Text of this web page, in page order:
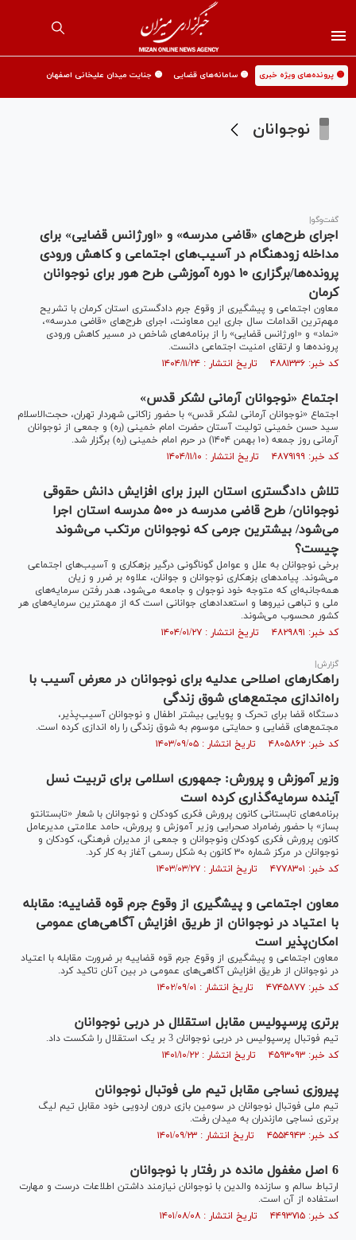
🟡 پرونده‌های ویژه خبری 🟡 سامانه‌های قضایی 🟡 جنایت میدان علیخانی اصفهان
نوجوانان
گفت‌وگو|
اجرای طرح‌های «قاضی مدرسه» و «اورژانس قضایی» برای
مداخله زودهنگام در آسیب‌های اجتماعی و کاهش ورودی
پرونده‌ها/برگزاری ۱۰ دوره آموزشی طرح هور برای نوجوانان
کرمان
معاون اجتماعی و پیشگیری از وقوع جرم دادگستری استان کرمان با تشریح
مهم‌ترین اقدامات سال جاری این معاونت، اجرای طرح‌های «قاضی مدرسه»،
«نماد» و «اورژانس قضایی» را از برنامه‌های شاخص در مسیر کاهش ورودی
پرونده‌ها و ارتقای امنیت اجتماعی دانست.
کد خبر: ۴۸۸۱۳۳۶ تاریخ انتشار : ۱۴۰۴/۱۱/۲۴
اجتماع «نوجوانان آرمانی لشکر قدس»
اجتماع «نوجوانان آرمانی لشکر قدس» با حضور زاکانی شهردار تهران، حجت‌الاسلام
سید حسن خمینی تولیت آستان حضرت امام خمینی (ره) و جمعی از نوجوانان
آرمانی روز جمعه (۱۰ بهمن ۱۴۰۴) در حرم امام خمینی (ره) برگزار شد.
کد خبر: ۴۸۷۹۱۹۹ تاریخ انتشار : ۱۴۰۴/۱۱/۱۰
تلاش دادگستری استان البرز برای افزایش دانش حقوقی
نوجوانان/ طرح قاضی مدرسه در ۵۰۰ مدرسه استان اجرا
می‌شود/ بیشترین جرمی که نوجوانان مرتکب می‌شوند
چیست؟
برخی نوجوانان به علل و عوامل گوناگونی درگیر بزهکاری و آسیب‌های اجتماعی
می‌شوند. پیامد‌های بزه‏کاری نوجوانان و جوانان، علاوه بر ضرر و زیان
همه‏‌جانبه‏‌ای که متوجه خود نوجوان و جامعه می‏‌شود، هدر رفتن سرمایه‏‌های
ملی و تباهی نیرو‌ها و استعداد‌های جوانانی است که از مهم‏ترین سرمایه‏‌های هر
کشور محسوب می‏‌شوند.
کد خبر: ۴۸۲۹۸۹۱ تاریخ انتشار : ۱۴۰۴/۰۱/۲۷
گزارش|
راهکار‌های اصلاحی عدلیه برای نوجوانان در معرض آسیب با
راه‌اندازی مجتمع‌های شوق زندگی
دستگاه قضا برای تحرک و پویایی بیشتر اطفال و نوجوانان آسیب‌پذیر،
مجتمع‌های قضایی و حمایتی موسوم به شوق زندگی را راه اندازی کرده است.
کد خبر: ۴۸۰۵۸۶۲ تاریخ انتشار : ۱۴۰۳/۰۹/۰۵
وزیر آموزش و پرورش: جمهوری اسلامی برای تربیت نسل
آینده سرمایه‌گذاری کرده است
برنامه‌های تابستانی کانون پرورش فکری کودکان و نوجوانان با شعار «تابستانتو
بساز» با حضور رضامراد صحرایی وزیر آموزش و پرورش، حامد علامتی مدیرعامل
کانون پرورش فکری کودکان ونوجوانان و جمعی از مدیران فرهنگی، کودکان و
نوجوانان در مرکز شماره ۳۰ کانون به شکل رسمی آغاز به کار کرد.
کد خبر: ۴۷۷۸۳۰۱ تاریخ انتشار : ۱۴۰۳/۰۳/۲۷
معاون اجتماعی و پیشگیری از وقوع جرم قوه قضاییه: مقابله
با اعتیاد در نوجوانان از طریق افزایش آگاهی‌های عمومی
امکان‌پذیر است
معاون اجتماعی و پیشگیری از وقوع جرم قوه قضاییه بر ضرورت مقابله با اعتیاد
در نوجوانان از طریق افزایش آگاهی‌های عمومی در بین آنان تاکید کرد.
کد خبر: ۴۷۴۵۸۷۷ تاریخ انتشار : ۱۴۰۲/۰۹/۰۱
برتری پرسپولیس مقابل استقلال در دربی نوجوانان
تیم فوتبال پرسپولیس در دربی نوجوانان 3 بر یک استقلال را شکست داد.
کد خبر: ۴۵۹۳۰۹۳ تاریخ انتشار : ۱۴۰۱/۱۰/۲۲
پیروزی نساجی مقابل تیم ملی فوتبال نوجوانان
تیم ملی فوتبال نوجوانان در سومین بازی درون اردویی خود مقابل تیم لیگ
برتری نساجی مازندران به میدان رفت.
کد خبر: ۴۵۵۴۹۴۳ تاریخ انتشار : ۱۴۰۱/۰۹/۲۳
6 اصل مغفول مانده در رفتار با نوجوانان
ارتباط سالم و سازنده والدین با نوجوانان نیازمند داشتن اطلاعات درست و مهارت
استفاده از آن است.
کد خبر: ۴۴۹۳۷۱۵ تاریخ انتشار : ۱۴۰۱/۰۸/۰۸